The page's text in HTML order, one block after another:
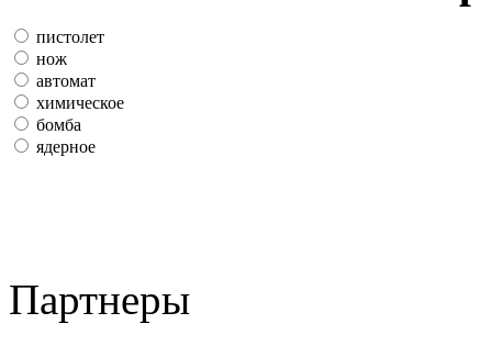
пистолет
нож
автомат
химическое
бомба
ядерное
Партнеры